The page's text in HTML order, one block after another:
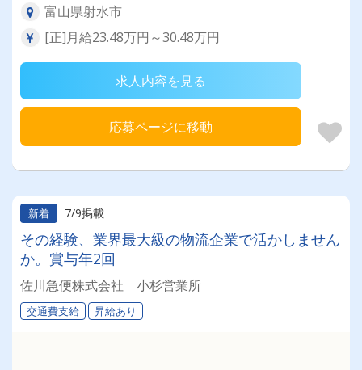
富山県射水市
[正]月給23.48万円～30.48万円
求人内容を見る
応募ページに移動
新着 7/9掲載
その経験、業界最大級の物流企業で活かしません
か。賞与年2回
佐川急便株式会社 小杉営業所
交通費支給 昇給あり